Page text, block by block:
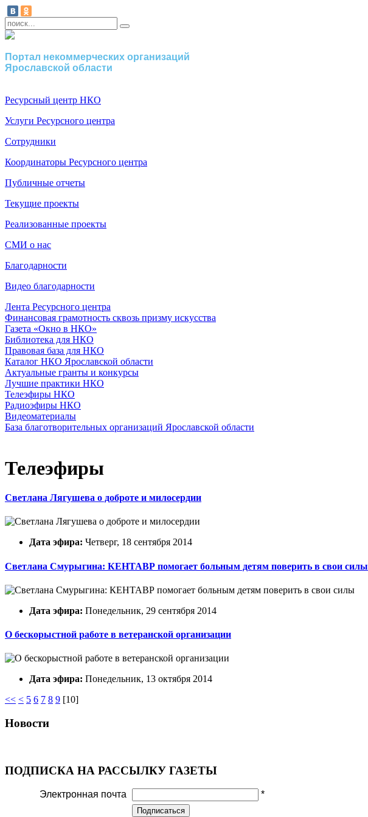
Портал некоммерческих организаций
Ярославской области
Ресурсный центр НКО
Услуги Ресурсного центра
Сотрудники
Координаторы Ресурсного центра
Публичные отчеты
Текущие проекты
Реализованные проекты
СМИ о нас
Благодарности
Видео благодарности
Лента Ресурсного центра
Финансовая грамотность сквозь призму искусства
Газета «Окно в НКО»
Библиотека для НКО
Правовая база для НКО
Каталог НКО Ярославской области
Актуальные гранты и конкурсы
Лучшие практики НКО
Телеэфиры НКО
Радиоэфиры НКО
Видеоматериалы
База благотворительных организаций Ярославской области
Телеэфиры
Светлана Лягушева о доброте и милосердии
Дата эфира: Четверг, 18 сентября 2014
Светлана Смурыгина: КЕНТАВР помогает больным детям поверить в свои силы
Дата эфира: Понедельник, 29 сентября 2014
О бескорыстной работе в ветеранской организации
Дата эфира: Понедельник, 13 октября 2014
<< < 5 6 7 8 9 [10]
Новости
ПОДПИСКА НА РАССЫЛКУ ГАЗЕТЫ
Электронная почта *
Подписаться